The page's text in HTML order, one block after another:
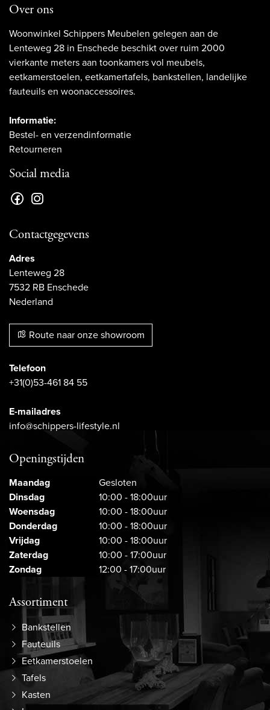
Over ons
Woonwinkel Schippers Meubelen gelegen aan de
Lenteweg 28 in Enschede beschikt over ruim 2000
vierkante meters aan toonkamers vol meubels,
eetkamerstoelen, eetkamertafels, bankstellen, landelijke
fauteuils en woonaccessoires.
Informatie:
Bestel- en verzendinformatie
Retourneren
Social media
Contactgegevens
Adres
Lenteweg 28
7532 RB Enschede
Nederland
Route naar onze showroom
Telefoon
+31(0)53-461 84 55
E-mailadres
info@schippers-lifestyle.nl
Openingstijden
Maandag
Gesloten
Dinsdag
10:00 - 18:00uur
Woensdag
10:00 - 18:00uur
Donderdag
10:00 - 18:00uur
Vrijdag
10:00 - 18:00uur
Zaterdag
10:00 - 17:00uur
Zondag
12:00 - 17:00uur
Assortiment
Bankstellen
Fauteuils
Eetkamerstoelen
Tafels
Kasten